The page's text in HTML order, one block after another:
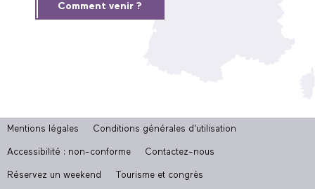
Comment venir ?
Mentions légales Conditions générales d'utilisation
Accessibilité : non-conforme Contactez-nous
Réservez un weekend Tourisme et congrès